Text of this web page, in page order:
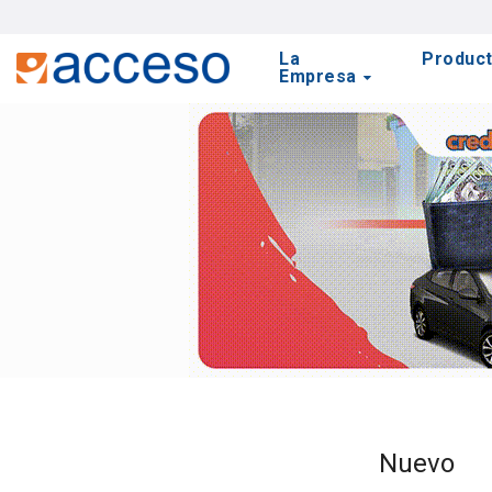
La
Empresa
Nuevo